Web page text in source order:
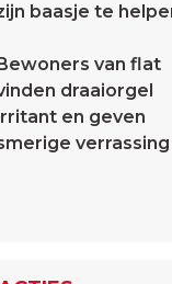
baasje te
van flat
draaiorgel
en geven
verrassing